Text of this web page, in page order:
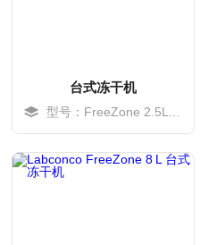
台式冻干机
型号：FreeZone 2.5L –50°C